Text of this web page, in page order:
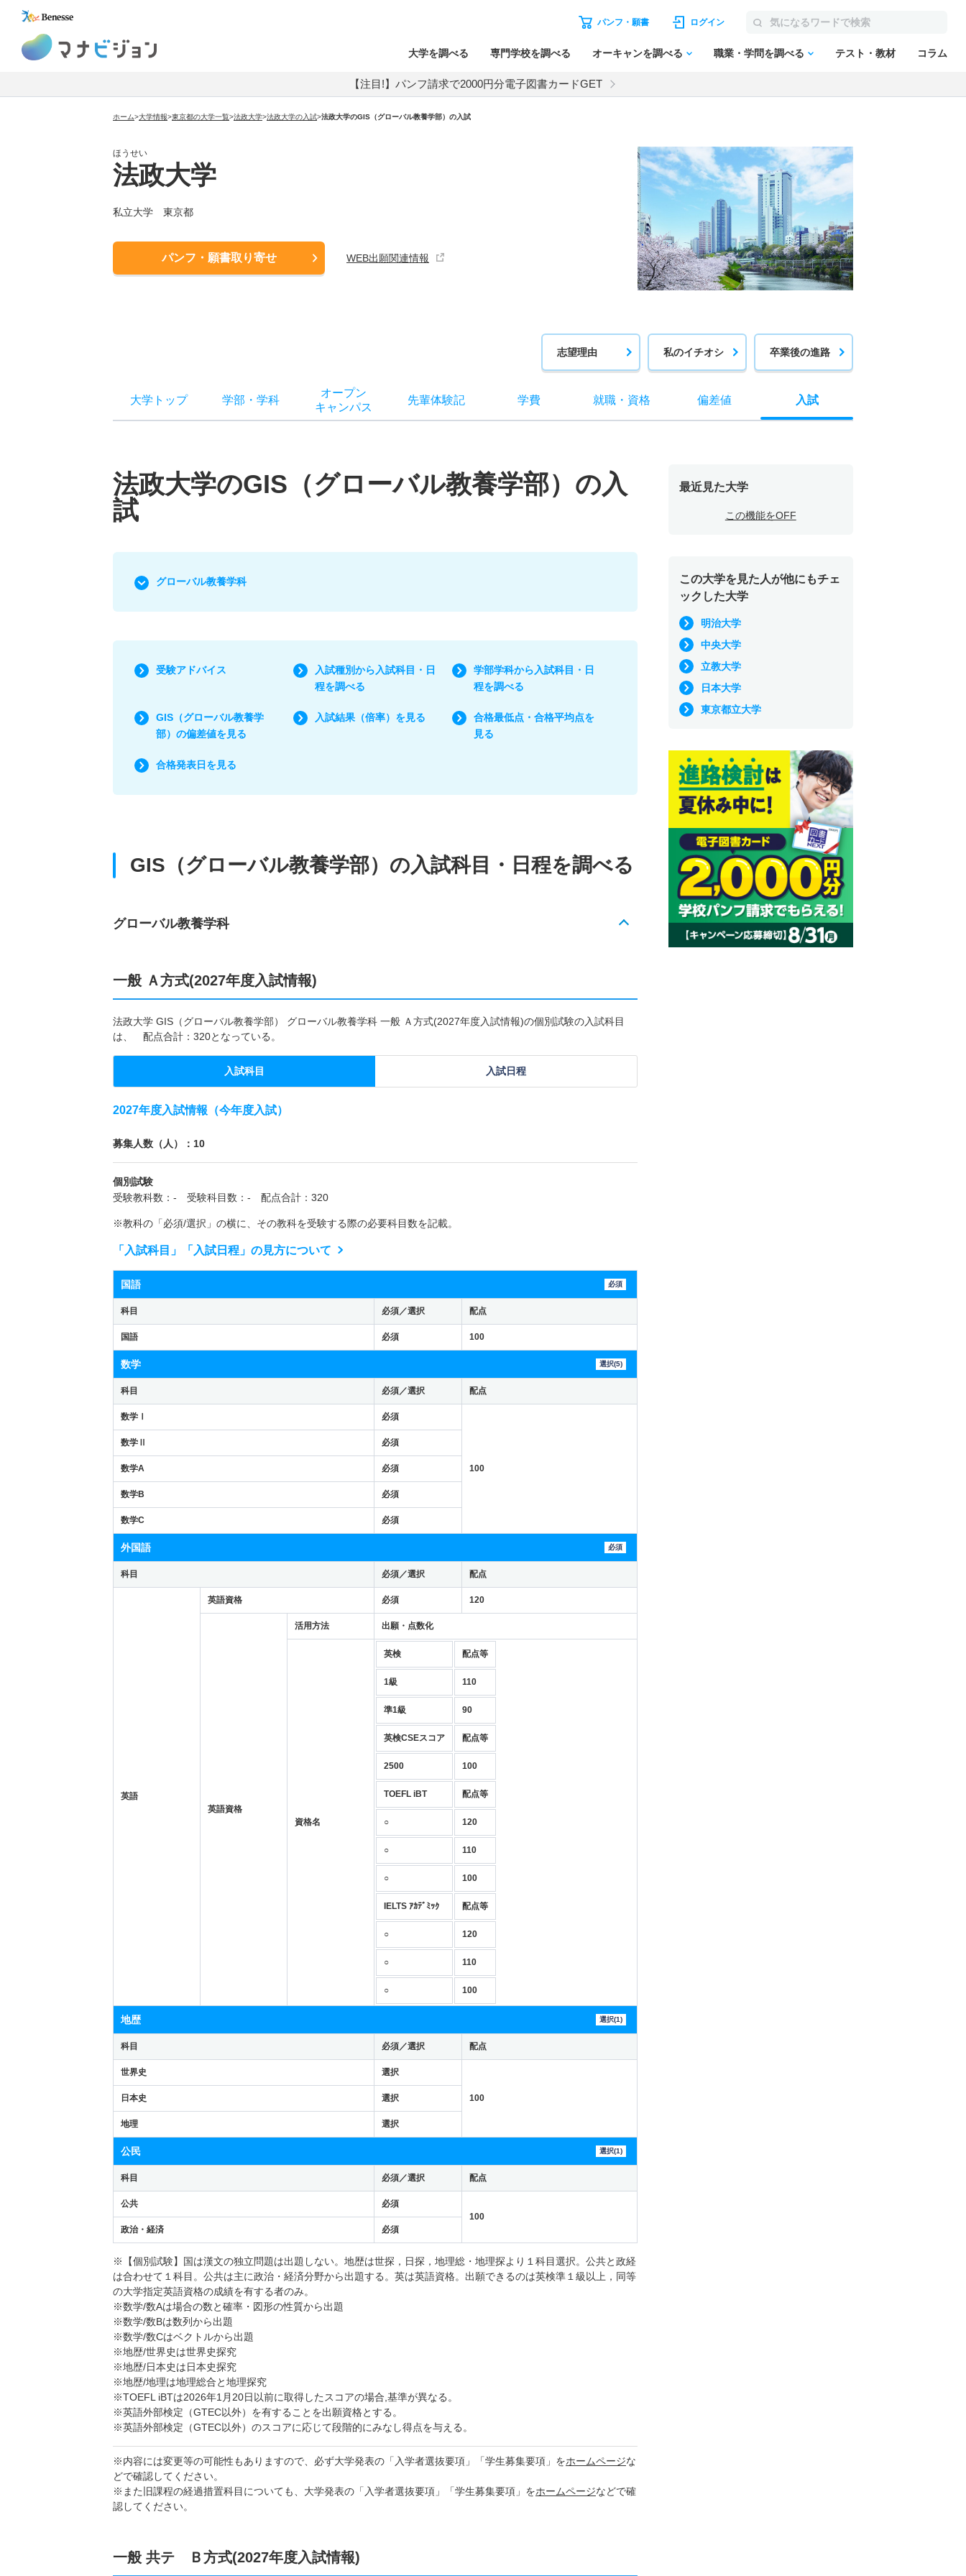
パンフ・願書 ログイン
大学を調べる 専門学校を調べる オーキャンを調べる 職業・学問を調べる テスト・教材 コラム
【注目!】パンフ請求で2000円分電子図書カードGET
ホーム>大学情報>東京都の大学一覧>法政大学>法政大学の入試>法政大学のGIS（グローバル教養学部）の入試
ほうせい
法政大学
私立大学 東京都
パンフ・願書取り寄せ WEB出願関連情報
志望理由 私のイチオシ 卒業後の進路
大学トップ 学部 ・ 学科
オープン
キャンパス
先輩体験記 学費 就職・ 資格 偏差値 入試
法政大学のGIS（グローバル教養学部）の入
試
グローバル教養学科
受験アドバイス
入試種別から入試科目・日
程を調べる
学部学科から入試科目・日
程を調べる
GIS（グローバル教養学
部）の偏差値を見る
入試結果（倍率）を見る
合格最低点・合格平均点を
見る
合格発表日を見る
GIS（グローバル教養学部）の入試科目・日程を調べる
グローバル教養学科
一般 Ａ方式(2027年度入試情報)
法政大学 GIS（グローバル教養学部） グローバル教養学科 一般 Ａ方式(2027年度入試情報)の個別試験の入試科目
は、 配点合計：320となっている。
入試科目 入試日程
2027年度入試情報（今年度入試）
募集人数（人）：10
個別試験
受験教科数：- 受験科目数：- 配点合計：320
※教科の「必須/選択」の横に、その教科を受験する際の必要科目数を記載。
「入試科目」「入試日程」の見方について
国語 必須
科目 必須／選択 配点
国語 必須 100
数学 選択(5)
科目 必須／選択 配点
数学Ⅰ 必須
100
数学Ⅱ 必須
数学A 必須
数学B 必須
数学C 必須
外国語 必須
科目 必須／選択 配点
英語
英語資格 必須 120
英語資格
活用方法 出願・点数化
資格名
英検 配点等
1級 110
準1級 90
英検CSEスコア 配点等
2500 100
TOEFL iBT 配点等
○ 120
○ 110
○ 100
IELTS ｱｶﾃﾞﾐｯｸ 配点等
○ 120
○ 110
○ 100
地歴 選択(1)
科目 必須／選択 配点
世界史 選択
100
日本史 選択
地理 選択
公民 選択(1)
科目 必須／選択 配点
公共
必須
100
政治・経済
必須
※【個別試験】国は漢文の独立問題は出題しない。地歴は世探，日探，地理総・地理探より１科目選択。公共と政経
は合わせて１科目。公共は主に政治・経済分野から出題する。英は英語資格。出願できるのは英検準１級以上，同等
の大学指定英語資格の成績を有する者のみ。
※数学/数Aは場合の数と確率・図形の性質から出題
※数学/数Bは数列から出題
※数学/数Cはベクトルから出題
※地歴/世界史は世界史探究
※地歴/日本史は日本史探究
※地歴/地理は地理総合と地理探究
※TOEFL iBTは2026年1月20日以前に取得したスコアの場合,基準が異なる。
※英語外部検定（GTEC以外）を有することを出願資格とする。
※英語外部検定（GTEC以外）のスコアに応じて段階的にみなし得点を与える。
※内容には変更等の可能性もありますので、必ず大学発表の「入学者選抜要項」「学生募集要項」をホームページな
どで確認してください。
※また旧課程の経過措置科目についても、大学発表の「入学者選抜要項」「学生募集要項」をホームページなどで確
認してください。
一般 共テ Ｂ方式(2027年度入試情報)
最近見た大学
この機能をOFF
この大学を見た人が他にもチェ
ックした大学
明治大学
中央大学
立教大学
日本大学
東京都立大学